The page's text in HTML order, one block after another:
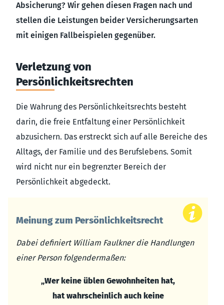
Absicherung? Wir gehen diesen Fragen nach und
stellen die Leistungen beider Versicherungsarten
mit einigen Fallbeispielen gegenüber.
Verletzung von
Persönlichkeitsrechten
Die Wahrung des Persönlichkeitsrechts besteht
darin, die freie Entfaltung einer Persönlichkeit
abzusichern. Das erstreckt sich auf alle Bereiche des
Alltags, der Familie und des Berufslebens. Somit
wird nicht nur ein begrenzter Bereich der
Persönlichkeit abgedeckt.
Meinung zum Persönlichkeitsrecht
Dabei definiert William Faulkner die Handlungen
einer Person folgendermaßen:
„Wer keine üblen Gewohnheiten hat,
hat wahrscheinlich auch keine